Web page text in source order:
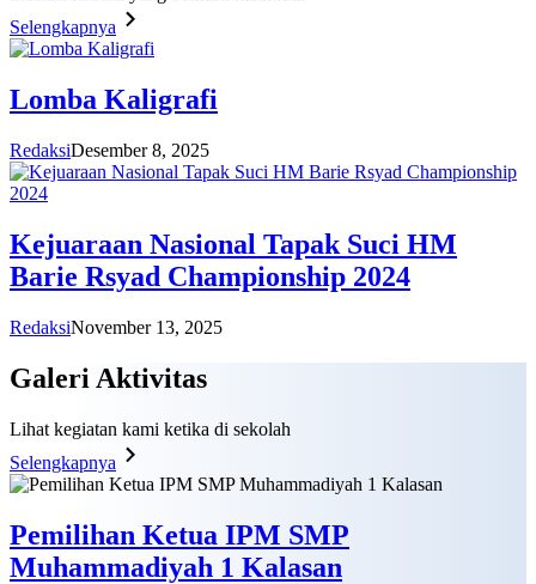
Selengkapnya
Lomba Kaligrafi
RedaksiDesember 8, 2025
Kejuaraan Nasional Tapak Suci HM
Barie Rsyad Championship 2024
RedaksiNovember 13, 2025
Galeri Aktivitas
Lihat kegiatan kami ketika di sekolah
Selengkapnya
Pemilihan Ketua IPM SMP
Muhammadiyah 1 Kalasan